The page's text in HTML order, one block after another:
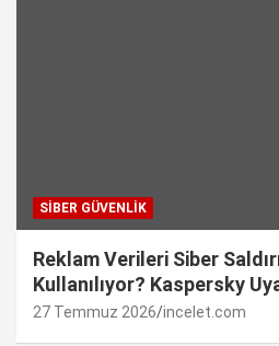
SIBER GÜVENLIK
Reklam Verileri Siber
Kullanılıyor? Kaspersky
27 Temmuz 2026 incelet.com